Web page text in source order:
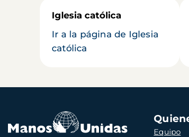
Iglesia católica
Ir a la página de Iglesia
católica
Navegación
principal
Equipo